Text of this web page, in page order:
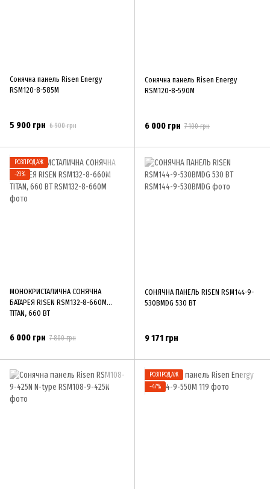
Сонячна панель Risen Energy
RSM120-8-585M
5 900 грн 6 900 грн
Сонячна панель Risen Energy
RSM120-8-590M
6 000 грн 7 100 грн
РОЗПРОДАЖ
−23%
МОНОКРИСТАЛИЧНА СОНЯЧНА
БАТАРЕЯ RISEN RSM132-8-660M
TITAN, 660 ВТ
6 000 грн 7 800 грн
СОНЯЧНА ПАНЕЛЬ RISEN RSM144-9-
530BMDG 530 ВТ
9 171 грн
РОЗПРОДАЖ
−47%